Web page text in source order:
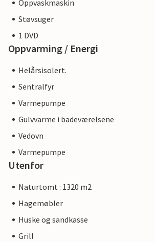
Oppvaskmaskin
Støvsuger
1 DVD
Oppvarming / Energi
Helårsisolert.
Sentralfyr
Varmepumpe
Gulvvarme i badeværelsene
Vedovn
Varmepumpe
Utenfor
Naturtomt : 1320 m2
Hagemøbler
Huske og sandkasse
Grill